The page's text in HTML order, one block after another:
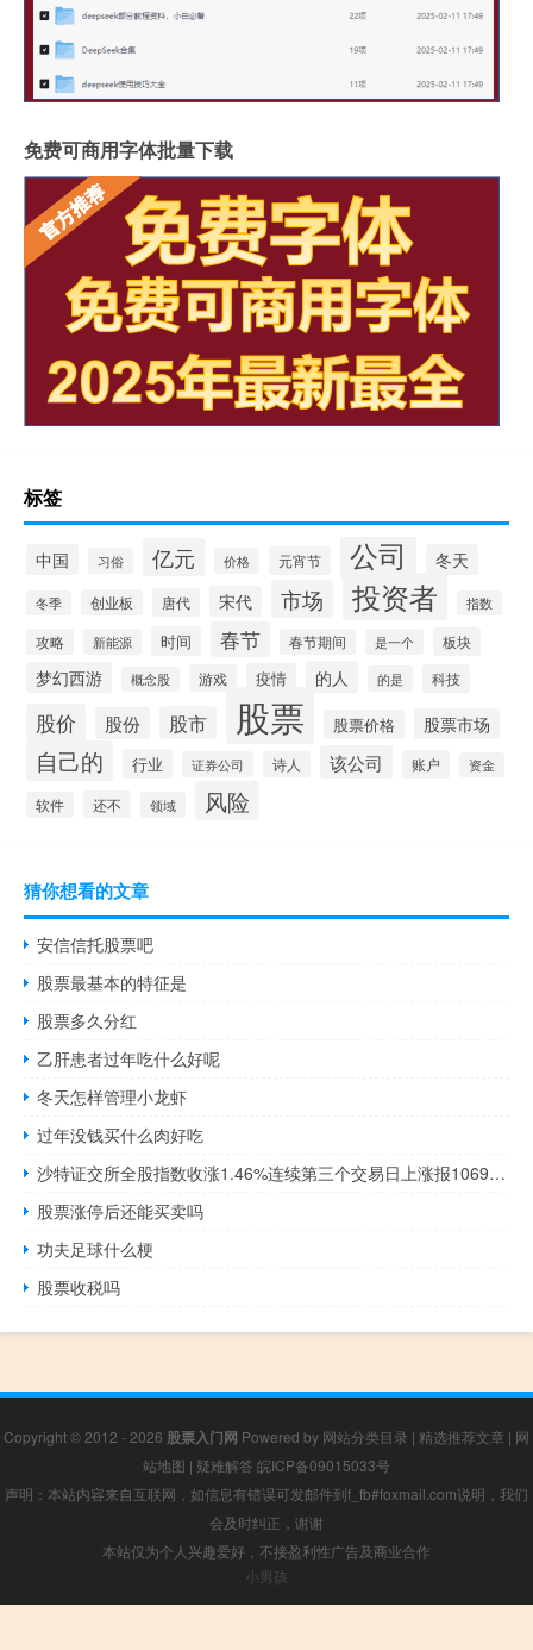
免费可商用字体批量下载
标签
中国 习俗 亿元 价格 元宵节 公司 冬天
冬季 创业板 唐代 宋代 市场 投资者 指数
攻略 新能源 时间 春节 春节期间 是一个 板块
梦幻西游 概念股 游戏 疫情 的人 的是 科技
股价 股份 股市 股票 股票价格 股票市场
自己的 行业 证券公司 诗人 该公司 账户 资金
软件 还不 领域 风险
猜你想看的文章
安信信托股票吧
股票最基本的特征是
股票多久分红
乙肝患者过年吃什么好呢
冬天怎样管理小龙虾
过年没钱买什么肉好吃
沙特证交所全股指数收涨1.46%连续第三个交易日上涨报10690.09点10月份累计下跌将近3.31%
股票涨停后还能买卖吗
功夫足球什么梗
股票收税吗
Copyright © 2012 - 2026 股票入门网 Powered by 网站分类目录 | 精选推荐文章 | 网
站地图 | 疑难解答 皖ICP备09015033号
声明：本站内容来自互联网，如信息有错误可发邮件到f_fb#foxmail.com说明，我们
会及时纠正，谢谢
本站仅为个人兴趣爱好，不接盈利性广告及商业合作
小男孩